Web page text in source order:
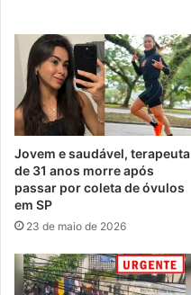
Jovem e saudável, terapeuta
de 31 anos morre após
passar por coleta de óvulos
em SP
23 de maio de 2026